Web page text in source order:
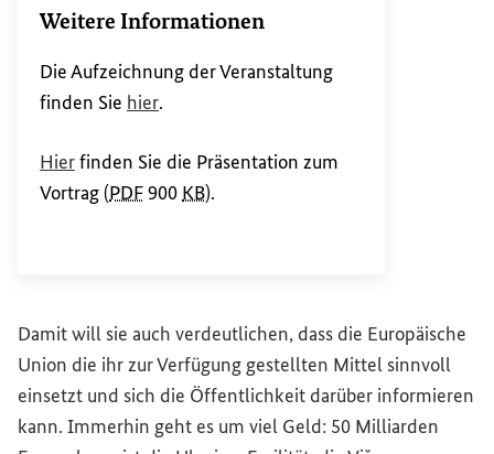
Weitere Informationen
Die Aufzeichnung der Veranstaltung
finden Sie hier(Externer Link)
.
Hierfinden Sie die Präsentation zum
Vortrag (PDF900 KB).
Damit will sie auch verdeutlichen, dass die Europäische
Union die ihr zur Verfügung gestellten Mittel sinnvoll
einsetzt und sich die Öffentlichkeit darüber informieren
kann. Immerhin geht es um viel Geld: 50 Milliarden